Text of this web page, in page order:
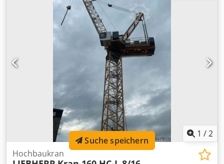
1 /2
Hochbaukran
Suche speichern